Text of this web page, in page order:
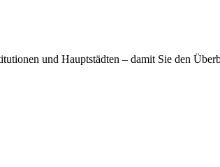
und Hauptstädten – damit Sie den